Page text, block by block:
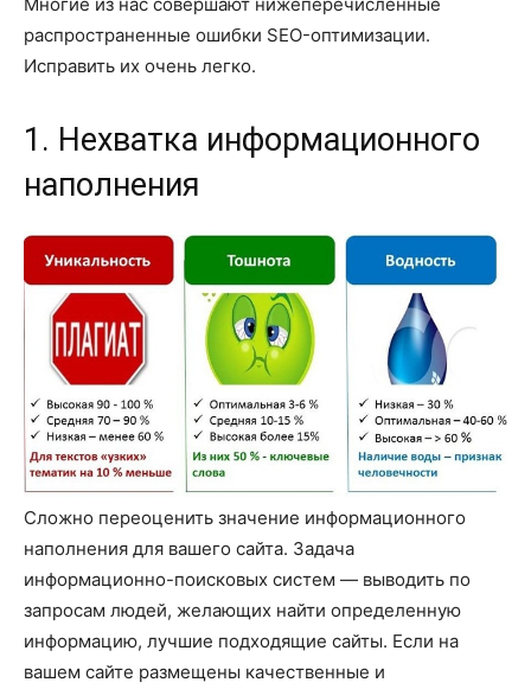
распространенные ошибки SEO-оптимизации.
Исправить их очень легко.
1. Нехватка информационного
наполнения
Сложно переоценить значение информационного
наполнения для вашего сайта. Задача
информационно-поисковых систем ― выводить по
запросам людей, желающих найти определенную
информацию, лучшие подходящие сайты. Если на
вашем сайте размещены качественные и